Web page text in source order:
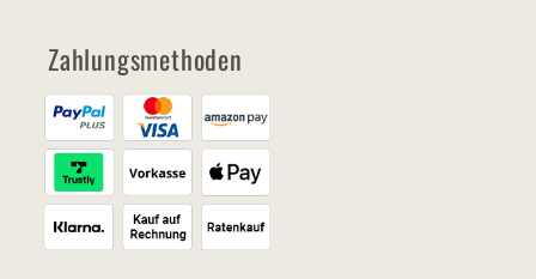
Zahlungsmethoden